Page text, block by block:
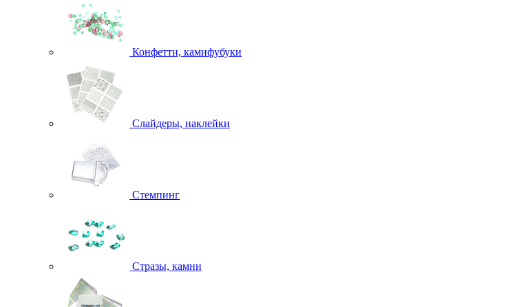
Конфетти, камифубуки
Слайдеры, наклейки
Стемпинг
Стразы, камни